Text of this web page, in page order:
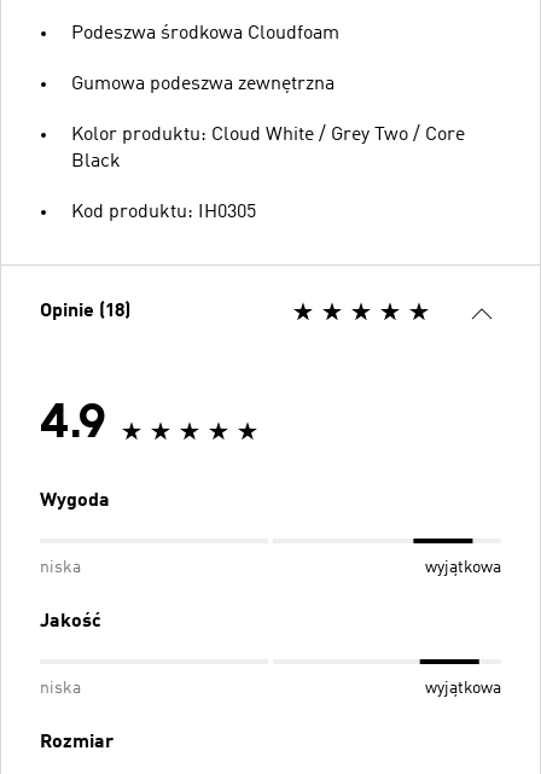
Podeszwa środkowa Cloudfoam
Gumowa podeszwa zewnętrzna
Kolor produktu: Cloud White / Grey Two / Core
Black
Kod produktu: IH0305
Opinie (18)
4.9
Wygoda
niska wyjątkowa
Jakość
niska wyjątkowa
Rozmiar